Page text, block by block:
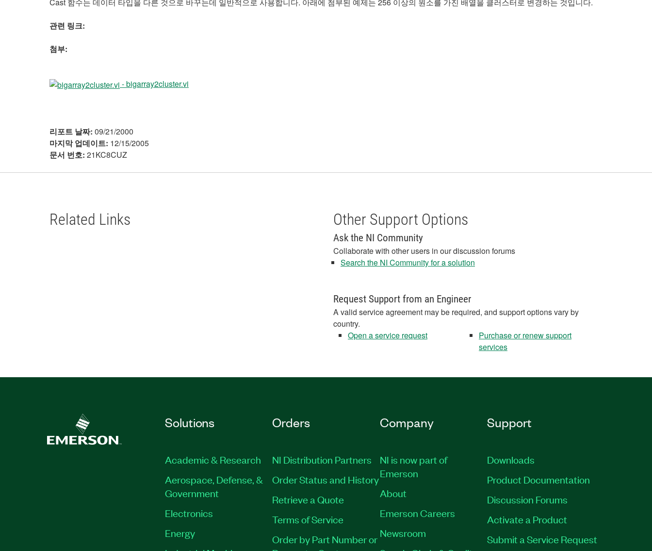
관련 링크:
첨부:
- bigarray2cluster.vi
리포트 날짜: 09/21/2000
마지막 업데이트: 12/15/2005
문서 번호: 21KC8CUZ
Related Links Other Support Options
Ask the NI Community
Collaborate with other users in our discussion forums
Search the NI Community for a solution
Request Support from an Engineer
A valid service agreement may be required, and support options vary by
country.
Open a service request
Purchase or renew support
services
Solutions
Academic & Research
Aerospace, Defense, &
Government
Electronics
Energy
Orders
NI Distribution Partners
Order Status and History
Retrieve a Quote
Terms of Service
Order by Part Number or
Company
NI is now part of
Emerson
About
Emerson Careers
Newsroom
Support
Downloads
Product Documentation
Discussion Forums
Activate a Product
Submit a Service Request